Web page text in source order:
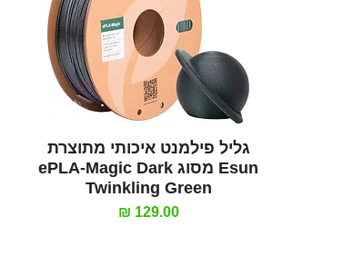
תצוגה מהירה
גליל פילמנט איכותי מתוצרת
Esun מסוג ePLA-Magic Dark
Twinkling Green
מחיר‏129.00 ‏₪